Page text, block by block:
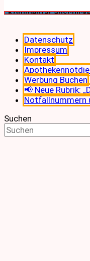
Datenschutz
Impressum
Kontakt
Werbung Buchen
📢 Neue Rubrik:
Notfallnummern
Suchen